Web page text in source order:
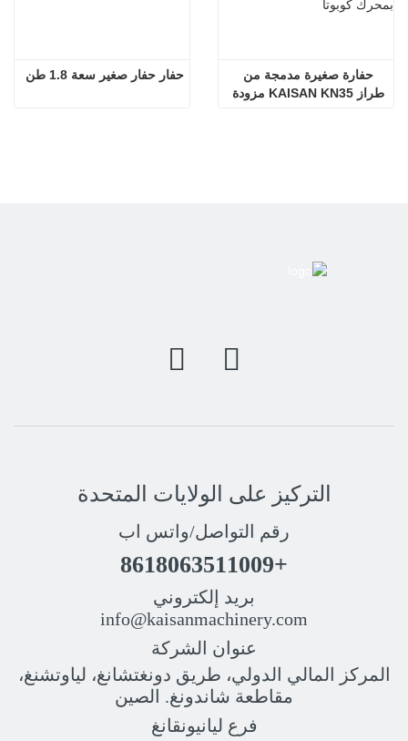
حفار حفار صغير سعة 1.8 طن
التركيز على الولايات المتحدة
رقم التواصل/واتس اب
+8618063511009
بريد إلكتروني
info@kaisanmachinery.com
عنوان الشركة
المركز المالي الدولي، طريق دونغتشانغ، لياوتشنغ،
مقاطعة شاندونغ. الصين
فرع ليانيونقانغ